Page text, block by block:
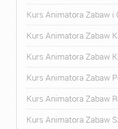
Kurs Animatora Zabaw i
Kurs Animatora Zabaw
Kurs Animatora Zabaw
Kurs Animatora Zabaw
Kurs Animatora Zabaw
Kurs Animatora Zabaw